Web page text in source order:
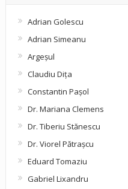
Adrian Golescu
Adrian Simeanu
Argeşul
Claudiu Diţa
Constantin Pașol
Dr. Mariana Clemens
Dr. Tiberiu Stănescu
Dr. Viorel Pătraşcu
Eduard Tomaziu
Gabriel Lixandru